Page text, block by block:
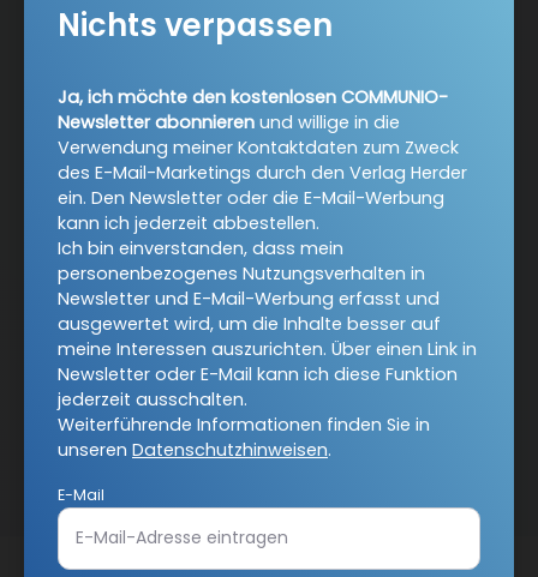
Abo online kündigen
Nach oben
Nichts verpassen
Ja, ich möchte den kostenlosen COMMUNIO-
Newsletter abonnieren und willige in die
Verwendung meiner Kontaktdaten zum Zweck
des E-Mail-Marketings durch den Verlag Herder
ein. Den Newsletter oder die E-Mail-Werbung
kann ich jederzeit abbestellen.
Ich bin einverstanden, dass mein
personenbezogenes Nutzungsverhalten in
Newsletter und E-Mail-Werbung erfasst und
ausgewertet wird, um die Inhalte besser auf
meine Interessen auszurichten. Über einen Link in
Newsletter oder E-Mail kann ich diese Funktion
jederzeit ausschalten.
Weiterführende Informationen finden Sie in
unseren Datenschutzhinweisen.
E-Mail